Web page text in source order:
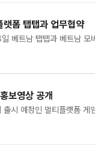
폼 탭탭과 업무협약
보영상 공개